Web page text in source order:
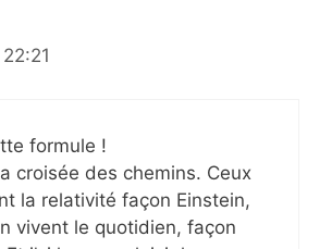
formule !
croisée des chemins. Ceux
la relativité façon Einstein,
vivent le quotidien, façon